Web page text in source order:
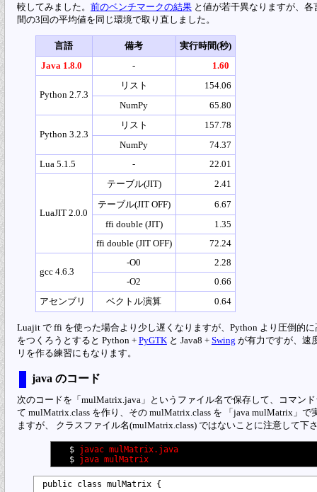
較してみました。 前のベンチマークの結果と値が若干異なりますが、各
間の3回の平均値を同じ環境で取り直しました。
言語 備考
実行時間(秒)
Java 1.8.0
- 1.60
Python 2.7.3
リスト
154.06
NumPy
65.80
Python 3.2.3
リスト
157.78
NumPy
74.37
Lua 5.1.5
- 22.01
LuaJIT 2.0.0
テーブル(JIT)
2.41
テーブル(JIT OFF)
6.67
ffi double (JIT)
1.35
ffi double (JIT OFF)
72.24
gcc 4.6.3
-O0
2.28
-O2
0.66
アセンブリ
ベクトル演算 0.64
Luajit で ffi を使った場合より少し遅くなりますが、Python より圧倒的
をつくろうとすると Python + PyGTKと Java8 + Swing が有力ですが、速
リを作る練習にもなります。
java のコード
次のコードを「mulMatrix.java」というファイル名で保存して、コマン
て mulMatrix.class を作り、その mulMatrix.class を 「java mulMatrix」
ますが、 クラスファイル名(mulMatrix.class) ではないことに注意して下
  $
javac mulMatrix.java
  $
java mulMatrix
public class mulMatrix {